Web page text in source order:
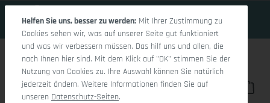
Du hast 0
Helfen Sie uns, besser zu werden: Mit Ihrer Zustimmung zu
Cookies sehen wir, was auf unserer Seite gut funktioniert
und was wir verbessern müssen. Das hilf uns und allen, die
nach Ihnen hier sind. Mit dem Klick auf "OK" stimmen Sie der
Nutzung von Cookies zu. Ihre Auswahl können Sie natürlich
jederzeit ändern. Weitere Informationen finden Sie auf
unseren Datenschutz-Seiten.